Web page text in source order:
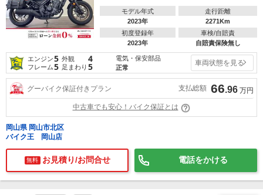
モデル年式
2023年
走行距離
2271Km
初度登録年
2023年
車検/自賠責
自賠責保険無し
エンジン5 外観 4
フレーム5 足まわり 5
電気・保安部品
正常
車両状態を見る
グーバイク保証付きプラン 支払総額 66.96 万円
中古車でも安心！バイク保証とは
岡山県 岡山市北区
バイク王 岡山店
無料 お見積り/お問合せ 電話をかける